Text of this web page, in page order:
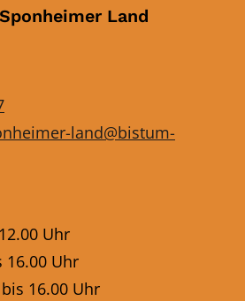
Land
land@bistum-
Uhr
16.00 Uhr
16.00 Uhr